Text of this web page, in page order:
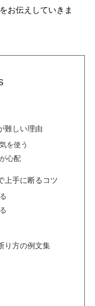
お伝えしていきま
難しい理由
を使う
心配
上手に断るコツ
り方の例文集